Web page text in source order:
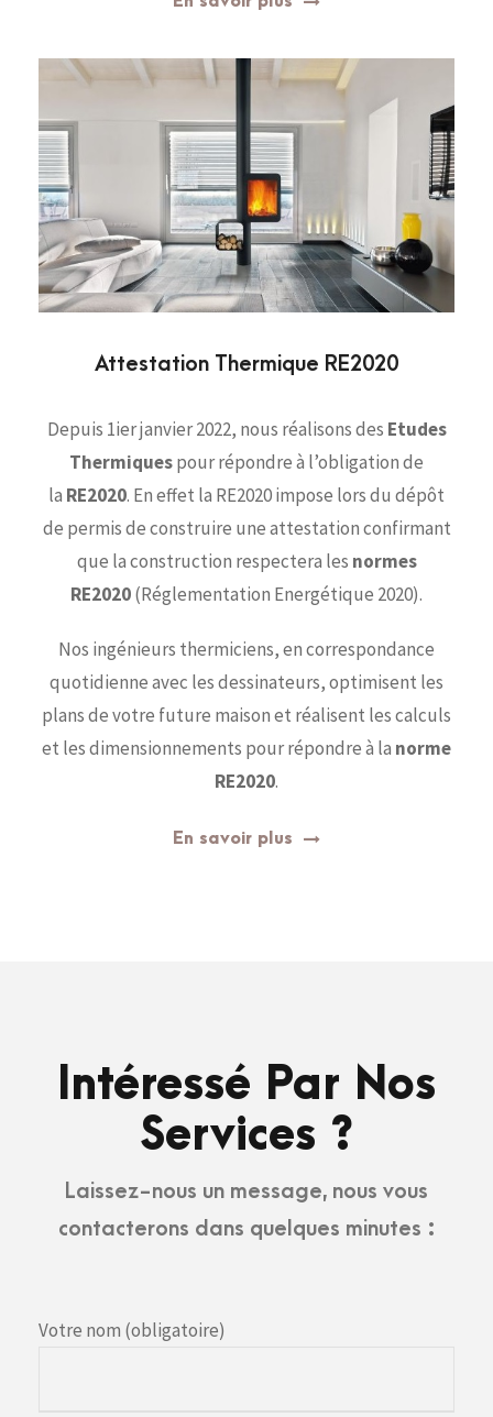
Attestation Thermique RE2020
Depuis 1ier janvier 2022, nous réalisons des Etudes
Thermiquespour répondre à l’obligation de
la RE2020. En effet la RE2020 impose lors du dépôt
de permis de construire une attestation confirmant
que la construction respectera les normes
RE2020(Réglementation Energétique 2020).
Nos ingénieurs thermiciens, en correspondance
quotidienne avec les dessinateurs, optimisent les
plans de votre future maison et réalisent les calculs
et les dimensionnements pour répondre à la norme
RE2020.
En savoir plus
Intéressé Par Nos
Services ?
Laissez-nous un message, nous vous
contacterons dans quelques minutes :
Votre nom (obligatoire)